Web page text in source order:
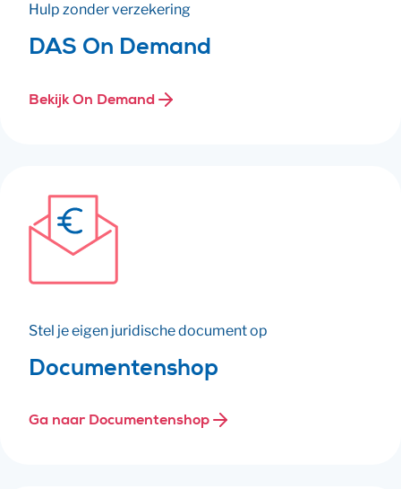
Hulp zonder verzekering
DAS On Demand
Bekijk On Demand
Stel je eigen juridische document op
Documentenshop
Ga naar Documentenshop